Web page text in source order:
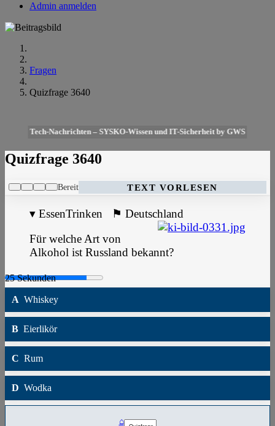
Admin anmelden
Fragen
Quizfrage 3640
Tech-Nachrichten – SYSKO-Wissen und IT-Sicherheit by GWS
Quizfrage 3640
Bereit TEXT VORLESEN
▾ EssenTrinken ⚑ Deutschland
Für welche Art von
Alkohol ist Russland bekannt?
A Whiskey
B Eierlikör
C Rum
D Wodka
⌂